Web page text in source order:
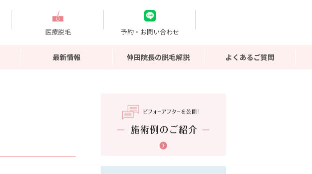
医療脱毛 予約・お問い合わせ
最新情報 仲田院長の脱毛解説 よくあるご質問